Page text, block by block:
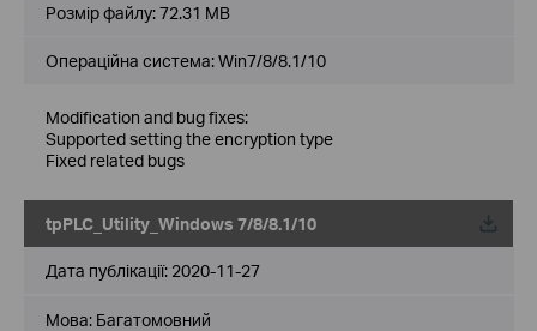
Розмір файлу:72.31 MB
Операційна система: Win7/8/8.1/10
Modification and bug fixes:
Supported setting the encryption type
Fixed related bugs
tpPLC_Utility_Windows 7/8/8.1/10
Дата публікації: 2020-11-27
Мова: Багатомовний